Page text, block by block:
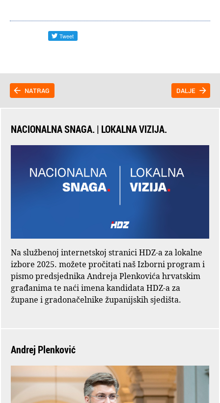
NATRAG DALJE
NACIONALNA SNAGA. | LOKALNA VIZIJA.
Na službenoj internetskoj stranici HDZ-a za lokalne
izbore 2025. možete pročitati naš Izborni program i
pismo predsjednika Andreja Plenkovića hrvatskim
građanima te naći imena kandidata HDZ-a za
župane i gradonačelnike županijskih sjedišta.
Andrej Plenković